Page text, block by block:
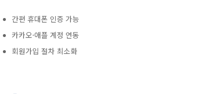
간편 휴대폰 인증 가능
카카오·애플 계정 연동
회원가입 절차 최소화